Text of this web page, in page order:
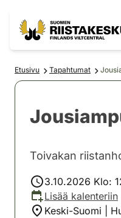
Etusivu Tapahtumat
Toivakan
3.10.2026 Klo:
Lisää kalenteriin
Keski-Suomi |